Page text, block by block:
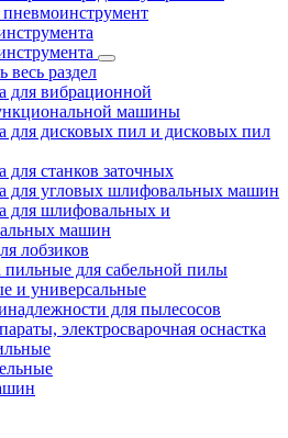
весь раздел
для вибрационной
машины
для дисковых пил и дисковых пил
для станков заточных
для угловых шлифовальных машин
для шлифовальных и
машин
лобзиков
пильные для сабельной пилы
и универсальные
для пылесосов
электросварочная оснастка